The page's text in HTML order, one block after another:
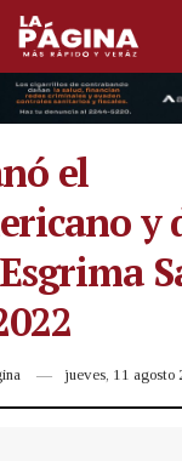
el
y
jueves, 11